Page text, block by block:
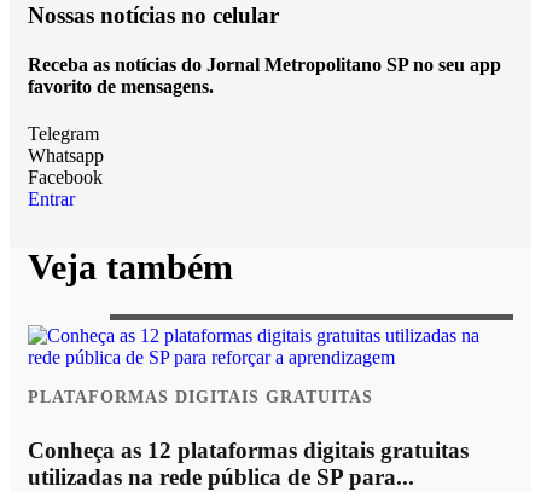
Nossas notícias no celular
Receba as notícias do Jornal Metropolitano SP no seu app
favorito de mensagens.
Telegram
Whatsapp
Facebook
Entrar
Veja também
PLATAFORMAS DIGITAIS GRATUITAS
Conheça as 12 plataformas digitais gratuitas
utilizadas na rede pública de SP para...